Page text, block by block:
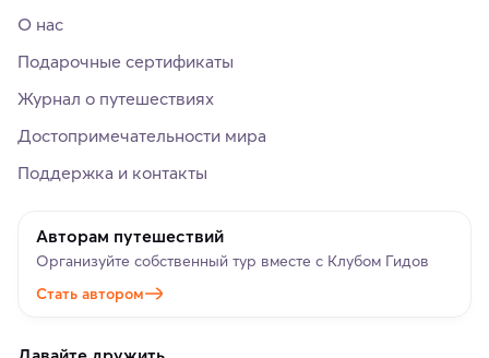
О нас
Подарочные сертификаты
Журнал о путешествиях
Достопримечательности мира
Поддержка и контакты
Авторам путешествий
Организуйте собственный тур вместе с Клубом Гидов
Стать автором